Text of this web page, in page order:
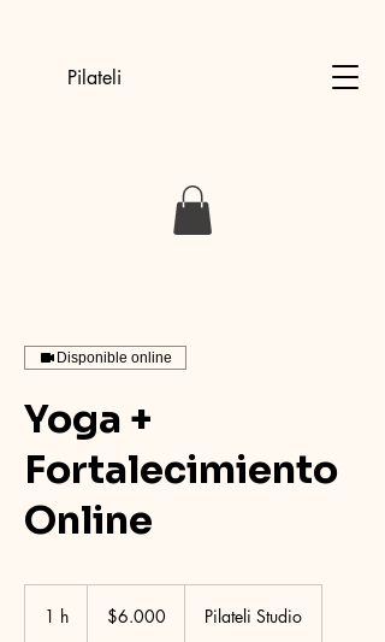
Pilateli
Disponible online
Yoga +
Fortalecimiento
Online
1 h
chilenos
$6.000 Pilateli Studio